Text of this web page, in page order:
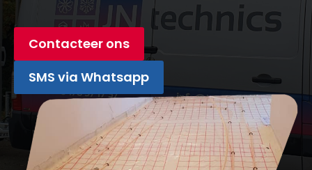
Contacteer ons
SMS via Whatsapp